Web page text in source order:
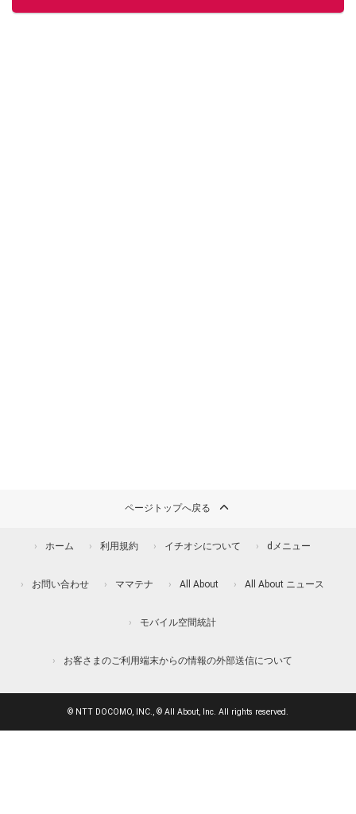
ページトップへ戻る
ホーム 利用規約 イチオシについて dメニュー
お問い合わせ ママテナ All About All About ニュース
モバイル空間統計
お客さまのご利用端末からの情報の外部送信について
© NTT DOCOMO, INC., © All About, Inc. All rights reserved.